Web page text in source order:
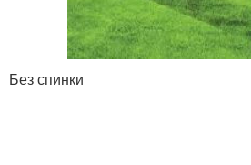
Без спинки